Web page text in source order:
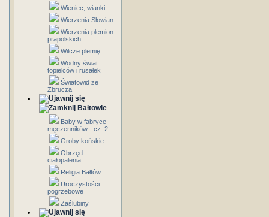
Wieniec, wianki
Wierzenia Słowian
Wierzenia plemion
prapolskich
Wilcze plemię
Wodny świat
topielców i rusałek
Światowid ze
Zbrucza
Bałtowie
Baby w fabryce
męczenników - cz. 2
Groby końskie
Obrzęd
ciałopalenia
Religia Bałtów
Uroczystości
pogrzebowe
Zaślubiny